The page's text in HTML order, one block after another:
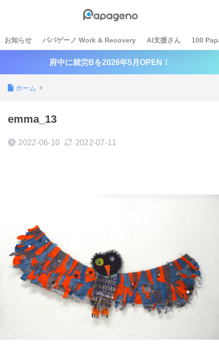
お知らせ パパゲーノ Work & Recovery AI支援さん 100
府中に就労Bを2026年5月OPEN！
ホーム
emma_13
2022-06-10 2022-07-11